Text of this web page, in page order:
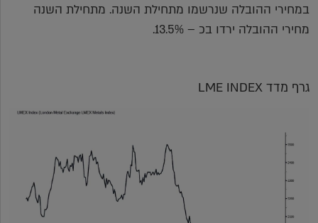
במחירי ההובלה שנרשמו מתחילת השנה. מתחילת השנה
מחירי ההובלה ירדו בכ – 13.5%.
גרף מדד LME INDEX